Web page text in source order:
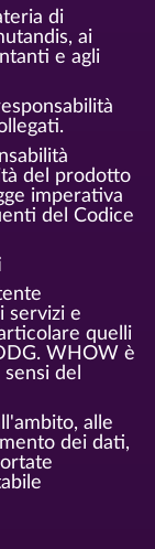
di
ai
e agli
del prodotto
imperativa
del Codice
servizi e
quelli
WHOW è
del
alle
dei dati,